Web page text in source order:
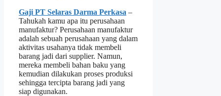
Gaji PT Selaras Darma Perkasa –
Tahukah kamu apa itu perusahaan
manufaktur? Perusahaan manufaktur
adalah sebuah perusahaan yang dalam
aktivitas usahanya tidak membeli
barang jadi dari supplier. Namun,
mereka membeli bahan baku yang
kemudian dilakukan proses produksi
sehingga tercipta barang jadi yang
siap digunakan.